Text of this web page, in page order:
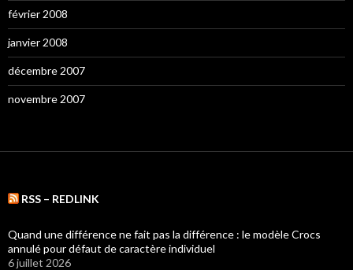
février 2008
janvier 2008
décembre 2007
novembre 2007
RSS – REDLINK
Quand une différence ne fait pas la différence : le modèle Crocs
annulé pour défaut de caractère individuel
6 juillet 2026